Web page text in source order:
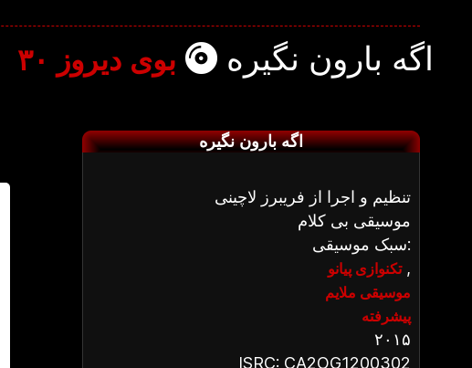
اگه بارون نگیره بوی دیروز ۳۰
اگه بارون نگیره
تنظیم و اجرا از فریبرز لاچینی
موسیقی بی کلام
سبک موسیقی:
تکنوازی پیانو,
موسیقی ملایم
پیشرفته
۲۰۱۵
ISRC: CA2OG1200302